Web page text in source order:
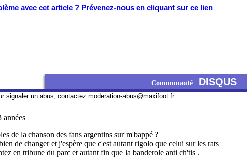
avec cet article ? Prévenez-nous en cliquant sur ce lien
Communauté DISQUS
signaler un abus, contactez moderation-abus@maxifoot.fr